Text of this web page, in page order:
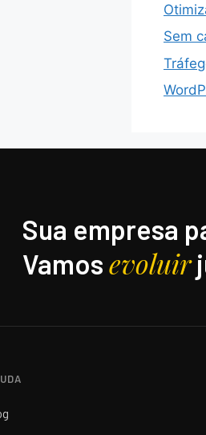
Sem
Sua empresa
Vamosevoluir